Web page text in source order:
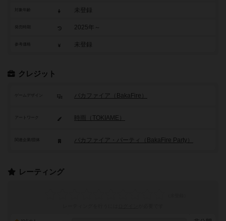
未登録
2025年～
参考価格 未登録
クレジット
ゲームデザイン バカファイア（BakaFire）
アートワーク 時雨（TOKIAME）
バカファイア・パーティ（BakaFire Party）
レーティング